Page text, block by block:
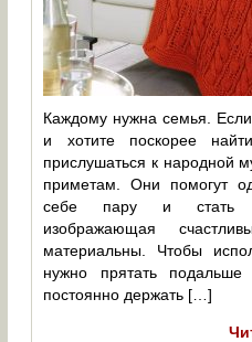
Каждому нужна семья.
и хотите поскорее
прислушаться к народной
приметам. Они помогут
себе пару и стать
изображающая
материальны. Чтобы
нужно прятать
постоянно держать […]